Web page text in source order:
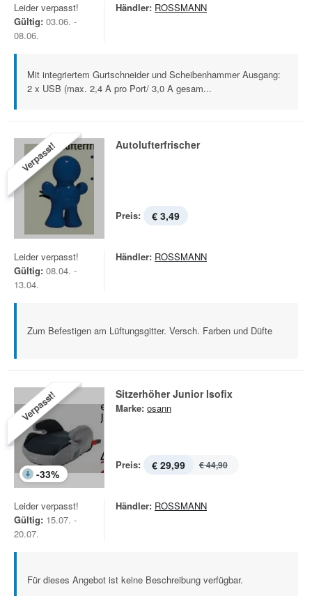
Leider verpasst!
Gültig: 03.06. -
08.06.
Händler: ROSSMANN
Mit integriertem Gurtschneider und Scheibenhammer Ausgang:
2 x USB (max. 2,4 A pro Port/ 3,0 A gesam...
Verpasst! Autolufterfrischer
Preis: € 3,49
Leider verpasst!
Gültig: 08.04. -
13.04.
Händler: ROSSMANN
Zum Befestigen am Lüftungsgitter. Versch. Farben und Düfte
Verpasst!
-33%
Sitzerhöher Junior Isofix
Marke: osann
Preis: € 29,99 € 44,90
Leider verpasst!
Gültig: 15.07. -
20.07.
Händler: ROSSMANN
Für dieses Angebot ist keine Beschreibung verfügbar.